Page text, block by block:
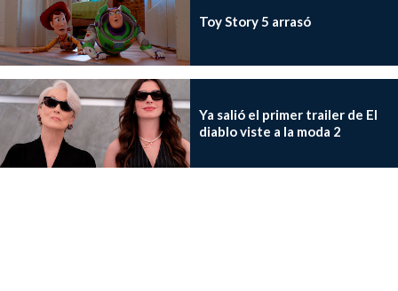
Toy Story 5 arrasó
Ya salió el primer trailer de El
diablo viste a la moda 2